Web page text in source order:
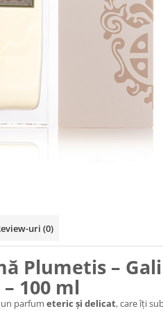
uri (0)
Plumetis –
100 ml
parfum eteric și delicat, care îți